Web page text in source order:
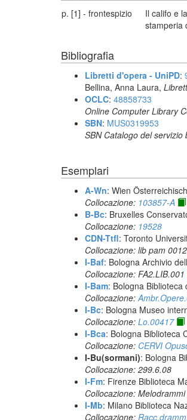
p. [1] - frontespizio
Il califo e
stamperia
Bibliografia
Libretti d'opera - UniPD:
Bellina, Anna Laura,
OCLC: 48858733
Online Computer Library
SBN: MUS0319953
SBN Catalogo del servizio
Esemplari
A-Wn: Wien
Collocazione: 103857-A
B-Bc: Bruxelles
Collocazione: 19528
CDN-Ttfl: Toronto
Collocazione: lib pam
I-Baf: Bologna Archivio
Collocazione: FA2.LIB.001
I-Bam: Bologna
Collocazione:
I-Bc: Bologna Museo
Collocazione: Lo.00417
I-Bca: Bologna Biblioteca
Collocazione: CERVI
I-Bu(sormani): Bologna
Collocazione: 299.6.08
I-Fm: Firenze Biblioteca
Collocazione:
I-Mb: Milano Biblioteca
Collocazione: